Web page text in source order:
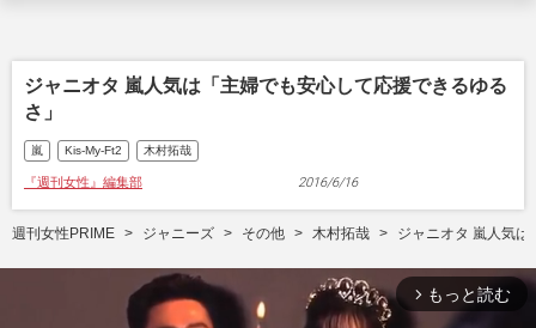
ジャニオタ 嵐人気は「主婦でも安心して応援できるゆる
さ」
嵐 Kis-My-Ft2 木村拓哉
『週刊女性』編集部 2016/6/16
週刊女性PRIME ジャニーズ その他 木村拓哉 ジャニオタ 嵐人気
arrow_forward_ios もっと読む